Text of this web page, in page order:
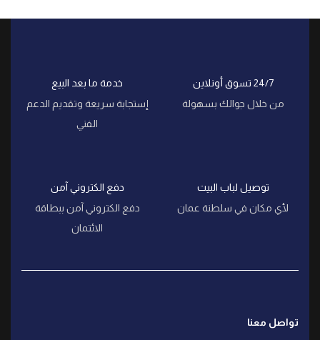
24/7 تسوق أونلاين
من خلال جوالك بسهولة
خدمة ما بعد البيع
إستجابة سريعة وتقديم الدعم
الفني
توصيل لباب البيت
لأي مكان في سلطنة عمان
دفع الكتروني آمن
دفع الكتروني آمن ببطاقة
الائتمان
تواصل معنا